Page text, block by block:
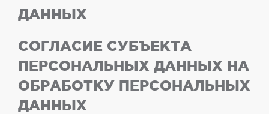
ДАННЫХ
СОГЛАСИЕ СУБЪЕКТА
ПЕРСОНАЛЬНЫХ ДАННЫХ НА
ОБРАБОТКУ ПЕРСОНАЛЬНЫХ
ДАННЫХ